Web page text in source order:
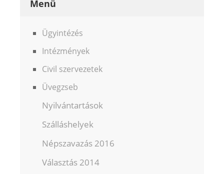
Menü
Ügyintézés
Intézmények
Civil szervezetek
Üvegzseb
Nyilvántartások
Szálláshelyek
Népszavazás 2016
Választás 2014